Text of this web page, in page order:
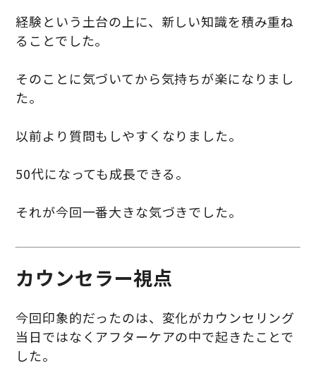
経験という土台の上に、新しい知識を積み重ね
ることでした。
そのことに気づいてから気持ちが楽になりまし
た。
以前より質問もしやすくなりました。
50代になっても成長できる。
それが今回一番大きな気づきでした。
カウンセラー視点
今回印象的だったのは、変化がカウンセリング
当日ではなくアフターケアの中で起きたことで
した。